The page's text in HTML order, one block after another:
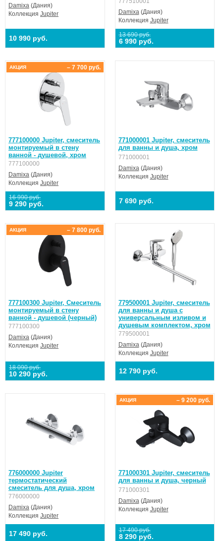
Damixa (Дания)
Коллекция Jupiter
10 990 руб.
Damixa(Дания)
Коллекция Jupiter
13 690 руб.
6 990 руб.
777100000 Jupiter, смеситель
монтируемый в стену
ванной - душевой, хром
777100000
Damixa (Дания)
Коллекция Jupiter
16 990 руб.
9 290 руб.
– 7 700 руб.
АКЦИЯ
771000001 Jupiter, смеситель
для ванны и душа, хром
771000001
Damixa(Дания)
Коллекция Jupiter
7 690 руб.
777100300 Jupiter, Смеситель
монтируемый в стену
ванной - душевой (черный)
777100300
Damixa (Дания)
Коллекция Jupiter
18 090 руб.
10 290 руб.
– 7 800 руб.
АКЦИЯ
779500001 Jupiter, смеситель
для ванны и душа с
универсальным изливом и
душевым комплектом, хром
779500001
Damixa(Дания)
Коллекция Jupiter
12 790 руб.
776000000 Jupiter
термостатический
смеситель для душа, хром
776000000
Damixa (Дания)
Коллекция Jupiter
17 490 руб.
771000301 Jupiter, смеситель
для ванны и душа, черный
771000301
Damixa(Дания)
Коллекция Jupiter
17 490 руб.
8 290 руб.
– 9 200 руб.
АКЦИЯ